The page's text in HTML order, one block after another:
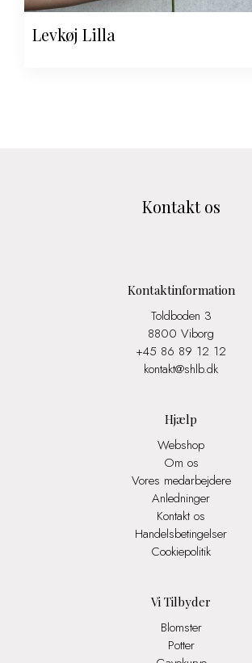
Levkøj Lilla
Kontakt os
Kontaktinformation
Toldboden 3
8800 Viborg
+45 86 89 12 12
kontakt@shlb.dk
Hjælp
Webshop
Om os
Vores medarbejdere
Anledninger
Kontakt os
Handelsbetingelser
Cookiepolitik
Vi Tilbyder
Blomster
Potter